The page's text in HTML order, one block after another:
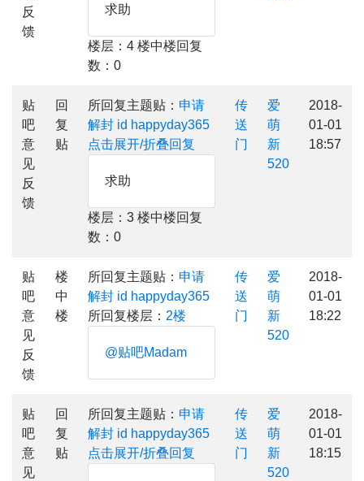
反
馈
求助
楼层：4 楼中楼回复
数：0
贴
吧
意
见
反
馈
回
复
贴
所回复主题贴： 申请
解封 id happyday365
点击展开/折叠回复
求助
楼层：3 楼中楼回复
数：0
传
送
门
爱
萌
新
520
2018-
01-01
18:57
贴
吧
意
见
反
馈
楼
中
楼
所回复主题贴： 申请
解封 id happyday365
所回复楼层： 2楼
@贴吧Madam
传
送
门
爱
萌
新
520
2018-
01-01
18:22
贴
吧
意
见
回
复
贴
所回复主题贴： 申请
解封 id happyday365
点击展开/折叠回复
传
送
门
爱
萌
新
520
2018-
01-01
18:15